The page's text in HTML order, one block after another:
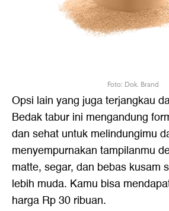
Foto: Dok. Brand
Opsi lain yang juga terjangkau
Bedak tabur ini mengandung
dan sehat untuk melindungimu
menyempurnakan tampilanmu
matte, segar, dan bebas kusam
lebih muda. Kamu bisa
harga Rp 30 ribuan.